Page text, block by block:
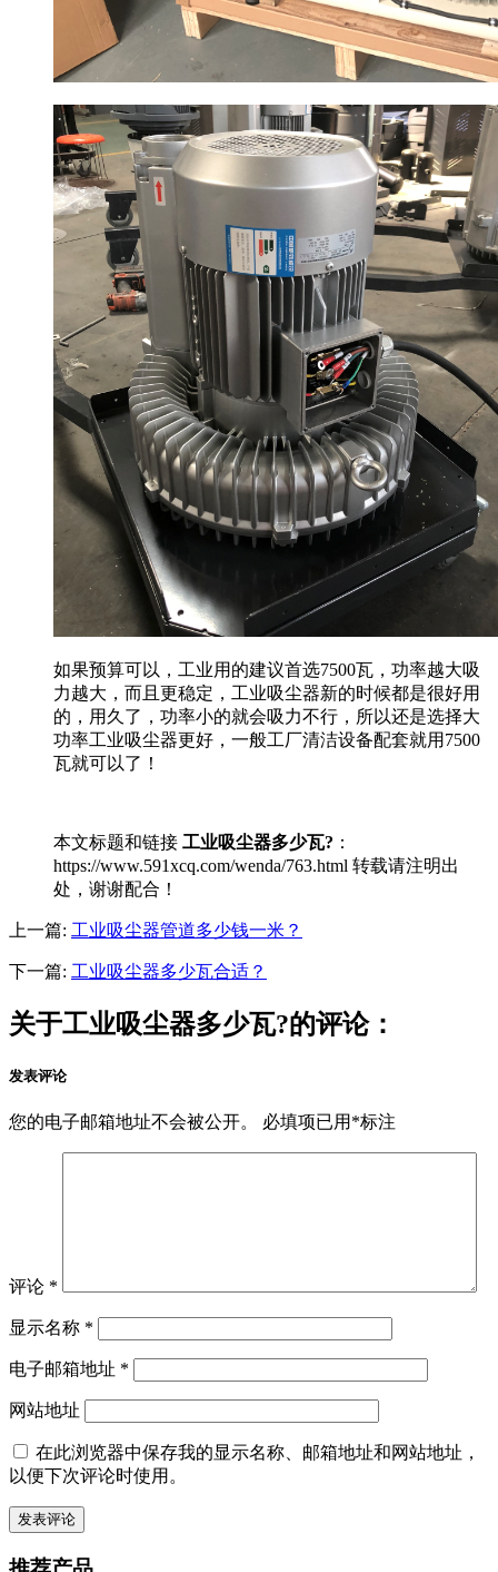
如果预算可以，工业用的建议首选7500瓦，功率越大吸
力越大，而且更稳定，工业吸尘器新的时候都是很好用
的，用久了，功率小的就会吸力不行，所以还是选择大
功率工业吸尘器更好，一般工厂清洁设备配套就用7500
瓦就可以了！
本文标题和链接 工业吸尘器多少瓦? ：
https://www.591xcq.com/wenda/763.html 转载请注明出
处，谢谢配合！
上一篇: 工业吸尘器管道多少钱一米？
下一篇: 工业吸尘器多少瓦合适？
关于工业吸尘器多少瓦?的评论：
发表评论
您的电子邮箱地址不会被公开。 必填项已用 *标注
评论 *
显示名称 *
电子邮箱地址 *
网站地址
在此浏览器中保存我的显示名称、邮箱地址和网站地址，
以便下次评论时使用。